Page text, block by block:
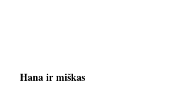
Hana ir miškas